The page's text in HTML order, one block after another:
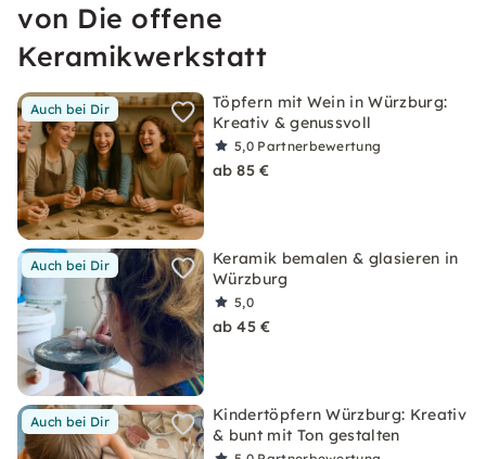
von Die offene
Keramikwerkstatt
Auch bei Dir
Töpfern mit Wein in Würzburg:
Kreativ & genussvoll
5,0 Partnerbewertung
ab 85 €
Auch bei Dir
Keramik bemalen & glasieren in
Würzburg
5,0
ab 45 €
Auch bei Dir
Kindertöpfern Würzburg: Kreativ
& bunt mit Ton gestalten